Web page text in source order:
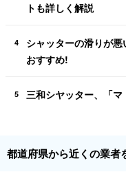
トも詳しく解説
4
シャッターの滑りが
おすすめ!
5 三和シヤッター、「
都道府県から近くの業者